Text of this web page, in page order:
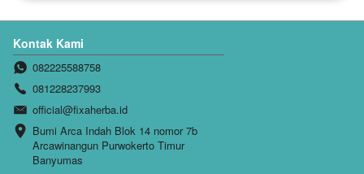
Kontak Kami
082225588758
081228237993
official@fixaherba.id
Bumi Arca Indah Blok 14 nomor 7b
Arcawinangun Purwokerto Timur
Banyumas